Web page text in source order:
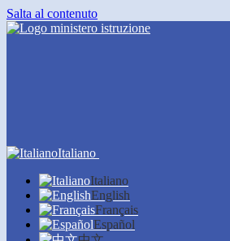
Salta al contenuto
Italiano
Italiano
English
Français
Español